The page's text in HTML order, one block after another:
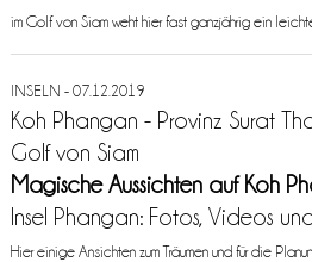
im Golf von Siam weht hier fast ganzjährig ein
INSELN - 07.12.2019
Koh Phangan - Provinz Surat
Golf von Siam
Magische Aussichten auf Koh
Insel Phangan: Fotos, Videos
Hier einige Ansichten zum Träumen und für die